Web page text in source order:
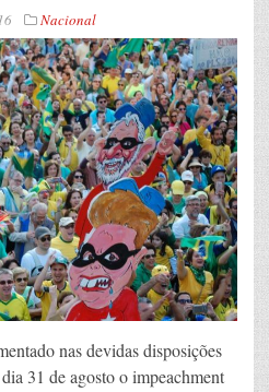
Nacional
nas devidas disposições
31 de agosto o impeachment